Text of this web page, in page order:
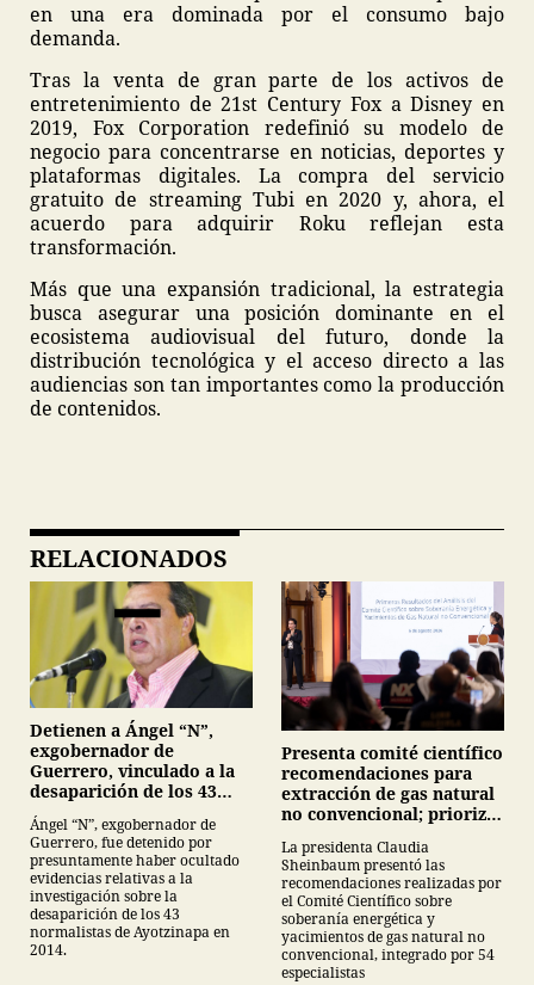
en una era dominada por el consumo bajo
demanda.
Tras la venta de gran parte de los activos de
entretenimiento de 21st Century Fox a Disney en
2019, Fox Corporation redefinió su modelo de
negocio para concentrarse en noticias, deportes y
plataformas digitales. La compra del servicio
gratuito de streaming Tubi en 2020 y, ahora, el
acuerdo para adquirir Roku reflejan esta
transformación.
Más que una expansión tradicional, la estrategia
busca asegurar una posición dominante en el
ecosistema audiovisual del futuro, donde la
distribución tecnológica y el acceso directo a las
audiencias son tan importantes como la producción
de contenidos.
RELACIONADOS
Detienen a Ángel “N”,
exgobernador de
Guerrero, vinculado a la
desaparición de los 43
normalistas de
Ayotzinapa
Ángel “N”, exgobernador de
Guerrero, fue detenido por
presuntamente haber ocultado
evidencias relativas a la
investigación sobre la
desaparición de los 43
normalistas de Ayotzinapa en
2014.
Presenta comité científico
recomendaciones para
extracción de gas natural
no convencional; prioriza
descarta yacimiento
Tampico-Misantla
La presidenta Claudia
Sheinbaum presentó las
recomendaciones realizadas por
el Comité Científico sobre
soberanía energética y
yacimientos de gas natural no
convencional, integrado por 54
especialistas